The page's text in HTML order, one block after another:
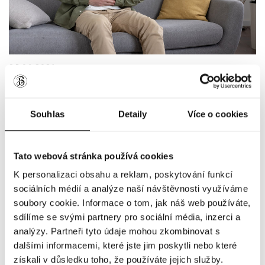
Souhlas Detaily Více o cookies
Tato webová stránka používá cookies
K personalizaci obsahu a reklam, poskytování funkcí
sociálních médií a analýze naší návštěvnosti využíváme
soubory cookie. Informace o tom, jak náš web používáte,
sdílíme se svými partnery pro sociální média, inzerci a
analýzy. Partneři tyto údaje mohou zkombinovat s
dalšími informacemi, které jste jim poskytli nebo které
získali v důsledku toho, že používáte jejich služby.
25.06.2026
PODRÁŽDĚNÝ ŽALUDEK: JAK DLOUHO BOLÍ, JAKÉ MÁ
PŘÍZNAKY A JAK HO UKLIDNIT?